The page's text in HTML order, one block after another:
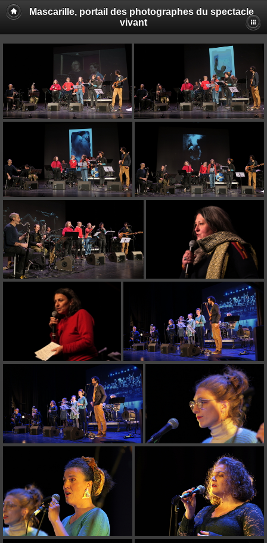
Mascarille, portail des photographes du spectacle
vivant